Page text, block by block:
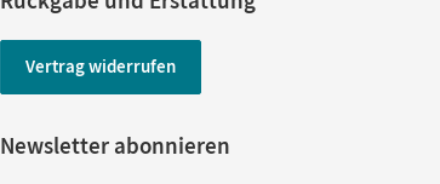
Vertrag widerrufen
Newsletter abonnieren